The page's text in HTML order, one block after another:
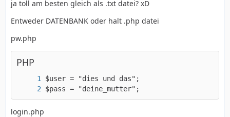
ja toll am besten gleich als .txt datei? xD
Entweder DATENBANK oder halt .php datei
pw.php
PHP
$pass = "deine_mutter";
login.php